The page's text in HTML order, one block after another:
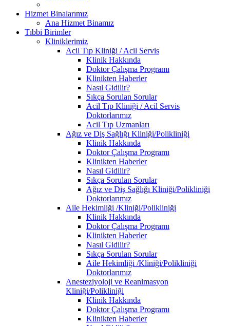
Hizmet Binalarımız
Ana Hizmet Binamız
Tıbbi Birimler
Kliniklerimiz
Acil Tıp Kliniği / Acil Servis
Klinik Hakkında
Doktor Çalışma Programı
Klinikten Haberler
Nasıl Gidilir?
Sıkça Sorulan Sorular
Acil Tıp Kliniği / Acil Servis
Doktorlarımız
Acil Tıp Uzmanları
Ağız ve Diş Sağlığı Kliniği/Polikliniği
Klinik Hakkında
Doktor Çalışma Programı
Klinikten Haberler
Nasıl Gidilir?
Sıkça Sorulan Sorular
Ağız ve Diş Sağlığı Kliniği/Polikliniği
Doktorlarımız
Aile Hekimliği /Kliniği/Polikliniği
Klinik Hakkında
Doktor Çalışma Programı
Klinikten Haberler
Nasıl Gidilir?
Sıkça Sorulan Sorular
Aile Hekimliği /Kliniği/Polikliniği
Doktorlarımız
Anesteziyoloji ve Reanimasyon
Kliniği/Polikliniği
Klinik Hakkında
Doktor Çalışma Programı
Klinikten Haberler